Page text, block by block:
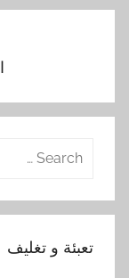
Search
تعبئة و تغليف